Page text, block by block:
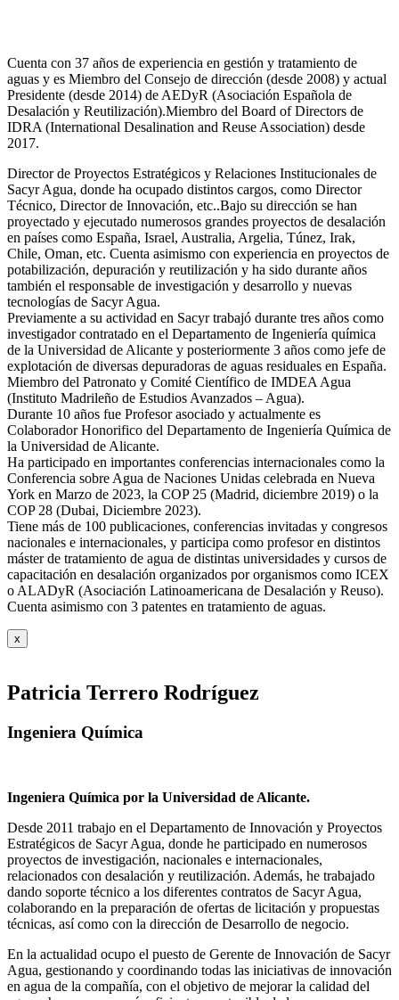
Cuenta con 37 años de experiencia en gestión y tratamiento de
aguas y es Miembro del Consejo de dirección (desde 2008) y actual
Presidente (desde 2014) de AEDyR (Asociación Española de
Desalación y Reutilización).Miembro del Board of Directors de
IDRA (International Desalination and Reuse Association) desde
2017.
Director de Proyectos Estratégicos y Relaciones Institucionales de
Sacyr Agua, donde ha ocupado distintos cargos, como Director
Técnico, Director de Innovación, etc..Bajo su dirección se han
proyectado y ejecutado numerosos grandes proyectos de desalación
en países como España, Israel, Australia, Argelia, Túnez, Irak,
Chile, Oman, etc. Cuenta asimismo con experiencia en proyectos de
potabilización, depuración y reutilización y ha sido durante años
también el responsable de investigación y desarrollo y nuevas
tecnologías de Sacyr Agua.
Previamente a su actividad en Sacyr trabajó durante tres años como
investigador contratado en el Departamento de Ingeniería química
de la Universidad de Alicante y posteriormente 3 años como jefe de
explotación de diversas depuradoras de aguas residuales en España.
Miembro del Patronato y Comité Científico de IMDEA Agua
(Instituto Madrileño de Estudios Avanzados – Agua).
Durante 10 años fue Profesor asociado y actualmente es
Colaborador Honorifico del Departamento de Ingeniería Química de
la Universidad de Alicante.
Ha participado en importantes conferencias internacionales como la
Conferencia sobre Agua de Naciones Unidas celebrada en Nueva
York en Marzo de 2023, la COP 25 (Madrid, diciembre 2019) o la
COP 28 (Dubai, Diciembre 2023).
Tiene más de 100 publicaciones, conferencias invitadas y congresos
nacionales e internacionales, y participa como profesor en distintos
máster de tratamiento de agua de distintas universidades y cursos de
capacitación en desalación organizados por organismos como ICEX
o ALADyR (Asociación Latinoamericana de Desalación y Reuso).
Cuenta asimismo con 3 patentes en tratamiento de aguas.
x
Patricia Terrero Rodríguez
Ingeniera Química
Ingeniera Química por la Universidad de Alicante.
Desde 2011 trabajo en el Departamento de Innovación y Proyectos
Estratégicos de Sacyr Agua, donde he participado en numerosos
proyectos de investigación, nacionales e internacionales,
relacionados con desalación y reutilización. Además, he trabajado
dando soporte técnico a los diferentes contratos de Sacyr Agua,
colaborando en la preparación de ofertas de licitación y propuestas
técnicas, así como con la dirección de Desarrollo de negocio.
En la actualidad ocupo el puesto de Gerente de Innovación de Sacyr
Agua, gestionando y coordinando todas las iniciativas de innovación
en agua de la compañía, con el objetivo de mejorar la calidad del